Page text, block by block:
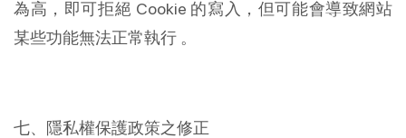
為高，即可拒絕 Cookie 的寫入，但可能會導致網站
某些功能無法正常執行 。
七、隱私權保護政策之修正